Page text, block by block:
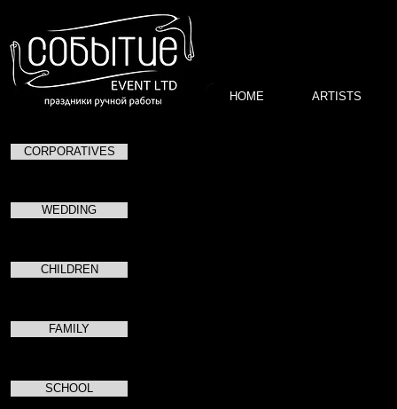
HOME ARTISTS
CORPORATIVES
WEDDING
CHILDREN
FAMILY
SCHOOL